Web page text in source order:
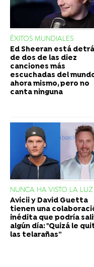
ÉXITOS MUNDIALES
Ed Sheeran está
de dos de las diez
canciones más
escuchadas del
ahora mismo, pero no
canta ninguna
NUNCA HA VISTO LA LUZ
Avicii y David Guetta
tienen una
inédita que podría
algún día: "Quizá le
las telarañas”